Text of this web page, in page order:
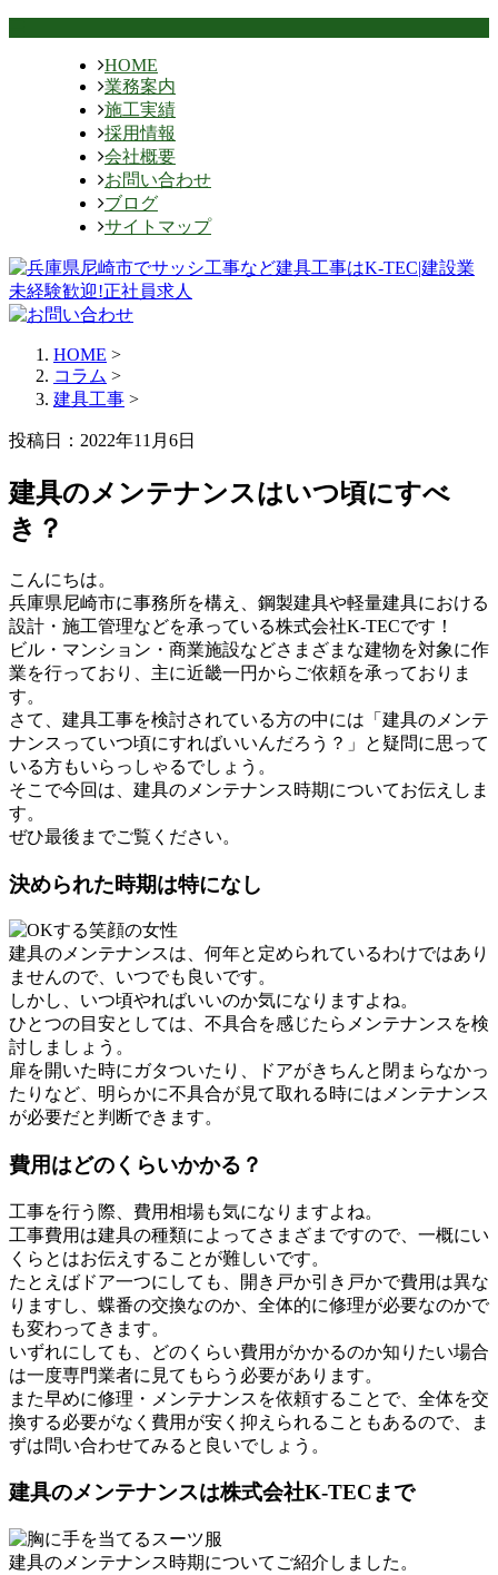
HOME
業務案内
施工実績
採用情報
会社概要
お問い合わせ
ブログ
サイトマップ
HOME >
コラム >
建具工事 >
投稿日：2022年11月6日
建具のメンテナンスはいつ頃にすべ
き？
こんにちは。
兵庫県尼崎市に事務所を構え、鋼製建具や軽量建具における
設計・施工管理などを承っている株式会社K-TECです！
ビル・マンション・商業施設などさまざまな建物を対象に作
業を行っており、主に近畿一円からご依頼を承っておりま
す。
さて、建具工事を検討されている方の中には「建具のメンテ
ナンスっていつ頃にすればいいんだろう？」と疑問に思って
いる方もいらっしゃるでしょう。
そこで今回は、建具のメンテナンス時期についてお伝えしま
す。
ぜひ最後までご覧ください。
決められた時期は特になし
建具のメンテナンスは、何年と定められているわけではあり
ませんので、いつでも良いです。
しかし、いつ頃やればいいのか気になりますよね。
ひとつの目安としては、不具合を感じたらメンテナンスを検
討しましょう。
扉を開いた時にガタついたり、ドアがきちんと閉まらなかっ
たりなど、明らかに不具合が見て取れる時にはメンテナンス
が必要だと判断できます。
費用はどのくらいかかる？
工事を行う際、費用相場も気になりますよね。
工事費用は建具の種類によってさまざまですので、一概にい
くらとはお伝えすることが難しいです。
たとえばドア一つにしても、開き戸か引き戸かで費用は異な
りますし、蝶番の交換なのか、全体的に修理が必要なのかで
も変わってきます。
いずれにしても、どのくらい費用がかかるのか知りたい場合
は一度専門業者に見てもらう必要があります。
また早めに修理・メンテナンスを依頼することで、全体を交
換する必要がなく費用が安く抑えられることもあるので、ま
ずは問い合わせてみると良いでしょう。
建具のメンテナンスは株式会社K-TECまで
建具のメンテナンス時期についてご紹介しました。